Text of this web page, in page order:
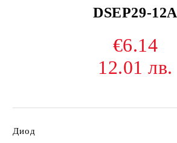
DSEP29-12A
€6.14
12.01 лв.
Диод